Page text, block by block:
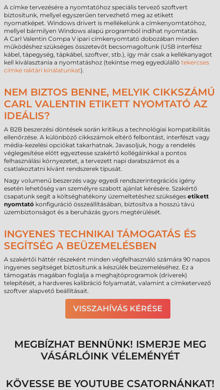
A címke tervezésére a nyomtatóhoz speciális tervező szoftvert
biztosítunk, mellyel egyszerűen tervezhető meg az etikett
nyomatképet. Windows drivert is mellékelünk a címkenyomtatóhoz,
mellyel bármilyen Windows alapú programból indíhat nyomtatás.
A Carl Valentin Compa V ipari címkenyomtató dobozában minden
működéshez szükséges összetevőt becsomagoltunk (USB interfész
kábel, tápegység, tápkábel, szoftver, stb.), így már csak a kellékanyagot
kell kiválasztania a nyomtatáshoz (tekintse meg egyedülálló tekercses
címke raktári kínálatunkat).
NEM BIZTOS BENNE, MELYIK CIKKSZÁMÚ
CARL VALENTIN ETIKETT NYOMTATÓ AZ
IDEÁLIS?
A B2B beszerzési döntések során kritikus a technológiai kompatibilitás
ellenőrzése. A különböző cikkszámok eltérő felbontást, interfészt vagy
média-kezelési opciókat takarhatnak. Javasoljuk, hogy a rendelés
véglegesítése előtt egyeztesse szakértő kollégáinkkal a pontos
felhasználási környezetet, a tervezett napi darabszámot és a
csatlakoztatni kívánt rendszerek típusát.
Nagy volumenű beszerzés vagy egyedi rendszerintegrációs igény
esetén lehetőség van személyre szabott ajánlat kérésére. Szakértő
csapatunk segít a költséghatékony üzemeltetéshez szükséges etikett
nyomtató konfiguráció összeállításában, biztosítva a hosszú távú
üzembiztonságot és a beruházás gyors megtérülését.
INGYENES TECHNIKAI TÁMOGATÁS ÉS
SEGÍTSÉG A BEÜZEMELÉSBEN
A szakértői háttér részeként minden végfelhasználó számára 90 napos
ingyenes segítséget biztosítunk a készülék beüzemeléséhez. Ez a
támogatás magában foglalja a meghajtóprogramok (driverek)
telepítését, a hardveres kalibráció folyamatát, valamint a címketervező
szoftver alapvető beállításait.
VISSZAHÍVÁS KÉRÉSE
MEGBÍZHAT BENNÜNK! ISMERJE MEG
VÁSÁRLÓINK VÉLEMÉNYÉT
KÖVESSE BE YOUTUBE CSATORNÁNKAT!